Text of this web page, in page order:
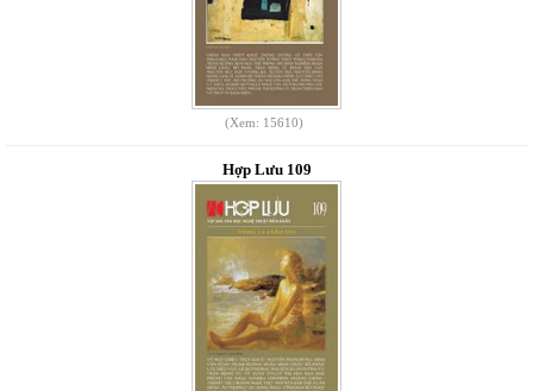
(Xem: 15610)
Hợp Lưu 109